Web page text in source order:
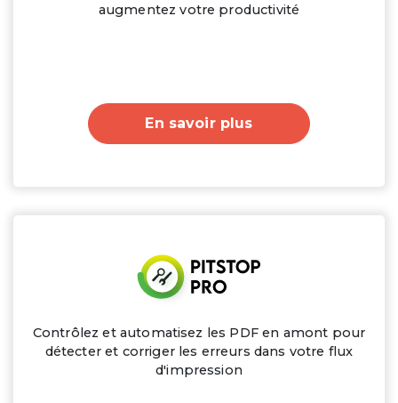
augmentez votre productivité
En savoir plus
Contrôlez et automatisez les PDF en amont pour
détecter et corriger les erreurs dans votre flux
d'impression